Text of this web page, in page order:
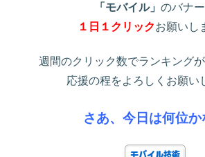
「モバイル」 のバナ
１日１クリックお願いし
週間のクリック数でランキングが
応援の程をよろしくお願い
さあ、今日は何位か